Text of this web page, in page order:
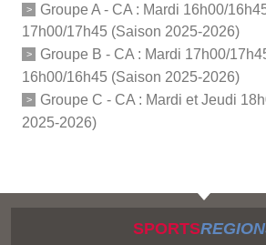
Groupe A - CA : Mardi 16h00/
17h00/17h45 (Saison 2025-2026)
Groupe B - CA : Mardi 17h00/
16h00/16h45 (Saison 2025-2026)
Groupe C - CA : Mardi et Jeudi
2025-2026)
SPORTS